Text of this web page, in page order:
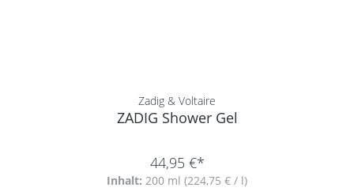
Zadig & Voltaire
ZADIG Shower Gel
44,95 €*
Inhalt: 200 ml (224,75 € / l)